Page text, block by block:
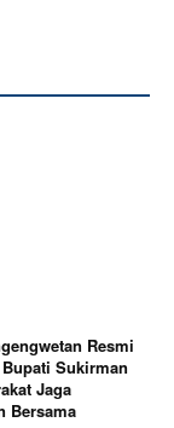
Tutup
Masyarakat
Resmi
Sukirman
Jaga
Bersama